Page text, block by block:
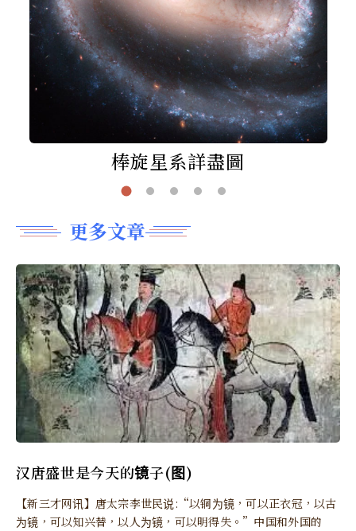
棒旋星系詳盡圖
更多文章
汉唐盛世是今天的镜子(图)
【新三才网讯】唐太宗李世民说:“以铜为镜，可以正衣冠，以古
为镜，可以知兴替，以人为镜，可以明得失。”中国和外国的